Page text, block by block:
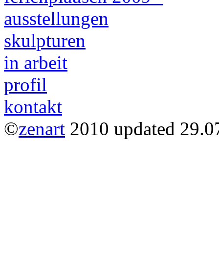
ausstellungen
skulpturen
in arbeit
profil
kontakt
©zenart 2010 updated